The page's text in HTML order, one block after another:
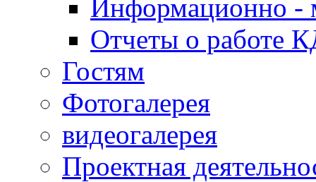
Информационно -
Отчеты о работе
Гостям
Фотогалерея
видеогалерея
Проектная